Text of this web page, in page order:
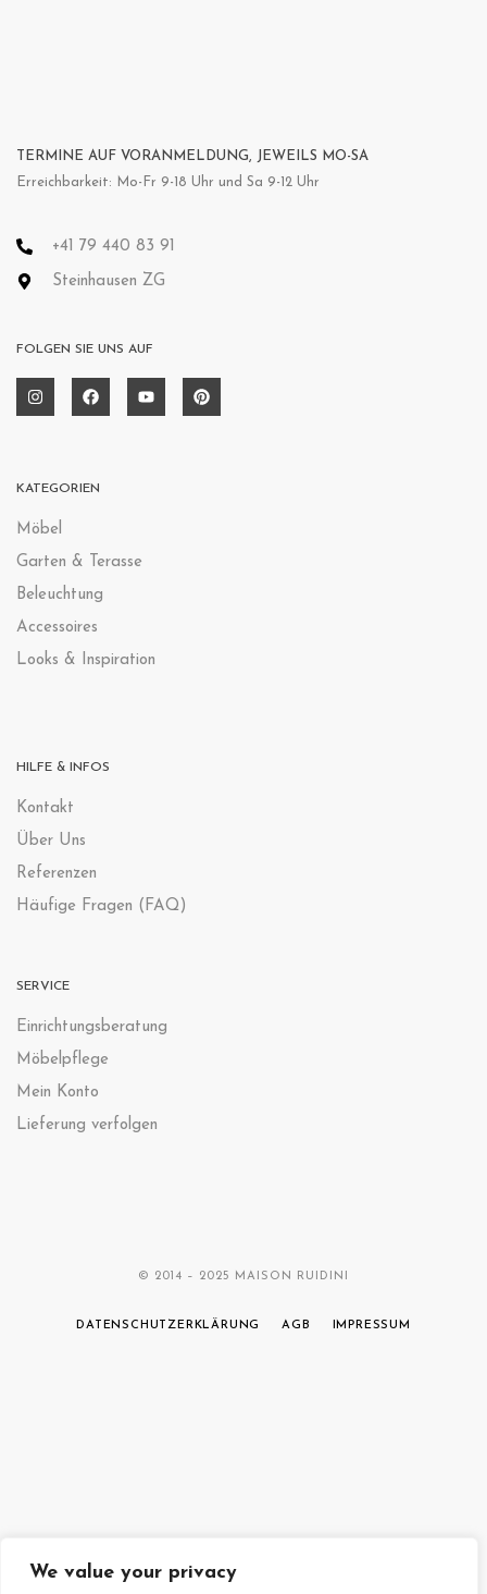
We value your privacy
TERMINE AUF VORANMELDUNG, JEWEILS MO-SA
Erreichbarkeit: Mo-Fr 9-18 Uhr und Sa 9-12 Uhr
+41 79 440 83 91
Steinhausen ZG
FOLGEN SIE UNS AUF
KATEGORIEN
Möbel
Garten & Terasse
Beleuchtung
Accessoires
Looks & Inspiration
HILFE & INFOS
Kontakt
Über Uns
Referenzen
Häufige Fragen (FAQ)
SERVICE
Einrichtungsberatung
Möbelpflege
Mein Konto
Lieferung verfolgen
© 2014 – 2025 MAISON RUIDINI
DATENSCHUTZERKLÄRUNG AGB IMPRESSUM